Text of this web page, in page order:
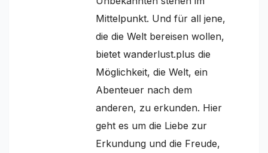
Mittelpunkt. Und für all jene,
die die Welt bereisen wollen,
bietet wanderlust.plus die
Möglichkeit, die Welt, ein
Abenteuer nach dem
anderen, zu erkunden. Hier
geht es um die Liebe zur
Erkundung und die Freude,